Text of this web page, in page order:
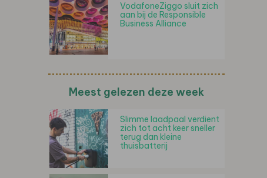
VodafoneZiggo sluit zich
aan bij de Responsible
Business Alliance
Meest gelezen deze week
Slimme laadpaal verdient
zich tot acht keer sneller
terug dan kleine
thuisbatterij